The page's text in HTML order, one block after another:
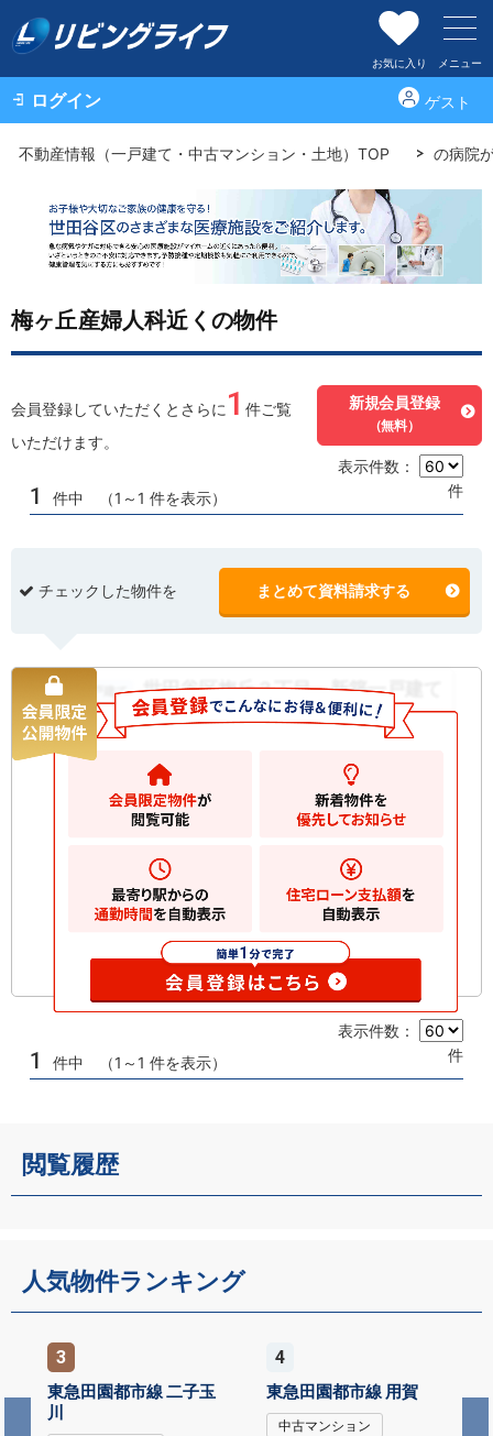
お気に入り メニュー
ログイン ゲスト
不動産情報（一戸建て・中古マンション・土地）TOP の病院
梅ヶ丘産婦人科近くの物件
会員登録していただくとさらに 1 件ご覧
いただけます。
新規会員登録
（無料）
1 件中 （1～1 件を表示）
表示件数：
件
チェックした物件を まとめて資料請求する
新築一戸建て 世田谷区梅丘３丁目 新築一戸建て
86.85m
124.17m2
2026/08
木造 地上3階建て
お気に入りに追加
1 件中 （1～1 件を表示）
表示件数：
件
閲覧履歴
人気物件ランキング
3
東急田園都市線 二子玉
川
4
東急田園都市線 用賀
中古マンション